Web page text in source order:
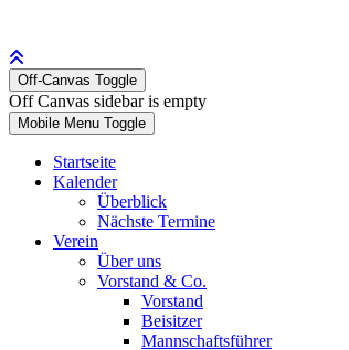
Off-Canvas Toggle
Off Canvas sidebar is empty
Mobile Menu Toggle
Startseite
Kalender
Überblick
Nächste Termine
Verein
Über uns
Vorstand & Co.
Vorstand
Beisitzer
Mannschaftsführer